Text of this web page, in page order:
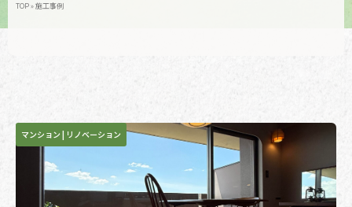
TOP»施工事例
マンション| リノベーション